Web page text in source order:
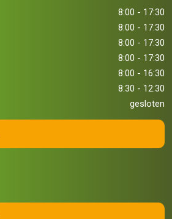
8:00 - 17:30
8:00 - 17:30
8:00 - 17:30
8:00 - 17:30
8:00 - 16:30
8:30 - 12:30
gesloten